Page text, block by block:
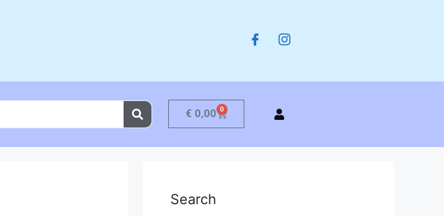
€ 0,00 0
Search